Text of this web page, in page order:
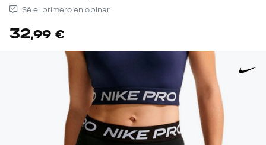
Sé el primero en opinar
32,99 €